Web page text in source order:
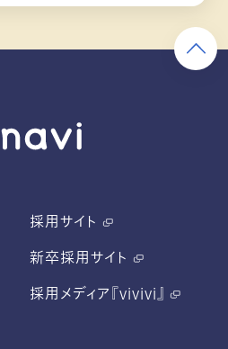
採用サイト
新卒採用サイト
採用メディア『vivivi』